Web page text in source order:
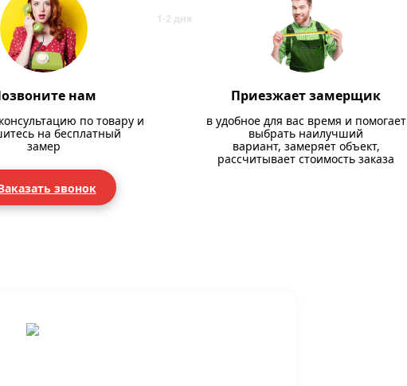
нам
по товару и
на бесплатный
замер
звонок
Приезжает замерщик
в удобное для вас время и помогает
выбрать наилучший
вариант, замеряет объект,
рассчитывает стоимость заказа